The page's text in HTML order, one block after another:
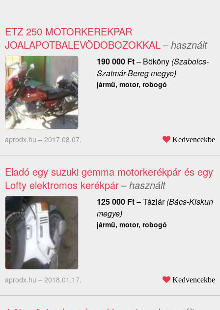
ETZ 250 MOTORKEREKPAR
JOALAPOTBALEVÖDOBOZOKKAL– használt
190 000 Ft– Bököny(Szabolcs-
Szatmár-Bereg megye)
jármű, motor, robogó
aprodx.hu – 2017.08.07. Kedvencekbe
Eladó egy suzuki gemma motorkerékpár és egy
Lofty elektromos kerékpár– használt
125 000 Ft–Tázlár(Bács-Kiskun
megye)
jármű, motor, robogó
aprodx.hu – 2018.01.17. Kedvencekbe